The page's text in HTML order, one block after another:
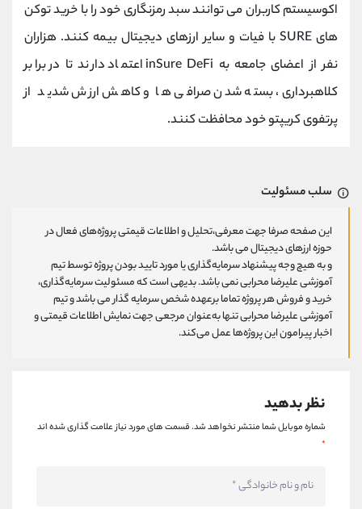
اکوسیستم کاربران می توانند سبد رمزنگاری خود را با خرید توکن
های SURE با فیات و سایر ارزهای دیجیتال بیمه کنند. هزاران
نفر از اعضای جامعه به inSure DeFi اعتماد دارند تا در برابر
کلاهبرداری، بسته شدن صرافی ها و کاهش ارزش شدید از
پرتفوی کریپتو خود محافظت کنند.
سلب مسئولیت
این صفحه صرفا جهت معرفی،تحلیل و اطلاعات قیمتی پروژه‌های فعال در
حوزه ارزهای دیجیتال می باشد.
و به هیچ وجه پیشنهاد سرمایه‌گذاری یا مورد تایید بودن پروژه توسط تیم
آموزشی علیرضا محرابی نمی باشد. بدیهی است که مسئولیت سرمایه‌گذاری،
خرید و فروش هر پروژه تماما برعهده شخص سرمایه گذار می باشد و تیم
آموزشی علیرضا محرابی تنها به‌عنوان مرجعی جهت نمایش اطلاعات قیمتی و
اخبار پیرامون این پروژه‌‌ها عمل می‌کند.
نظر بدهید
شماره موبایل شما منتشر نخواهد شد.قسمت های مورد نیاز علامت گذاری شده اند
*